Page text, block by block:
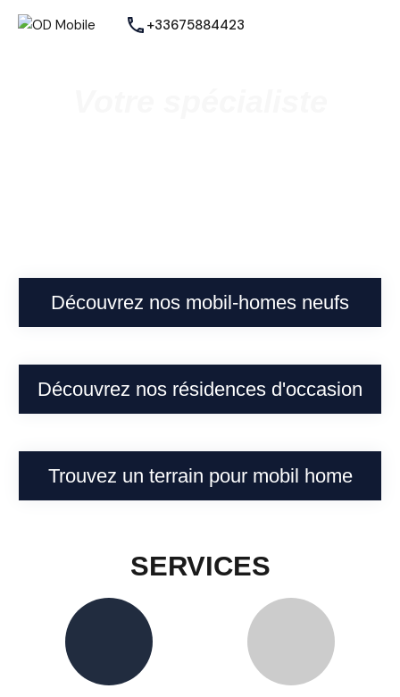
+33675884423
Découvrez nos mobil-homes neufs
Découvrez nos résidences d'occasion
Trouvez un terrain pour mobil home
SERVICES